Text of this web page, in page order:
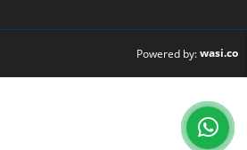
Powered by:wasi.co